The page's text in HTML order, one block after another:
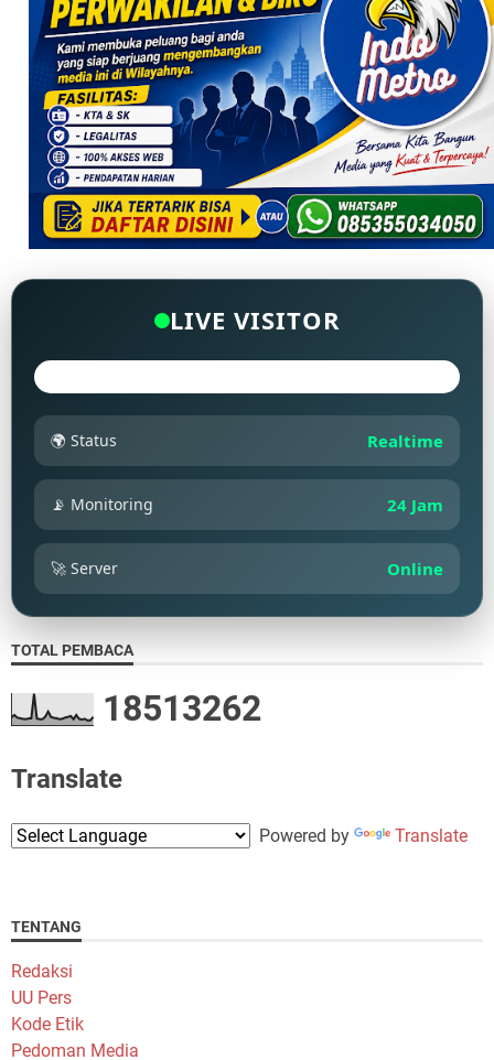
LIVE VISITOR
🌍 Status Realtime
📡 Monitoring 24 Jam
🚀 Server Online
TOTAL PEMBACA
18513262
Translate
Powered by Translate
TENTANG
Redaksi
UU Pers
Kode Etik
Pedoman Media